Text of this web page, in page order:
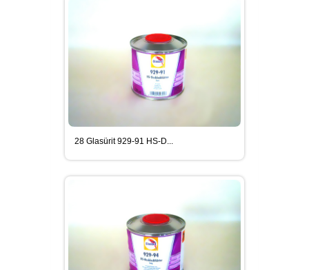
28 Glasürit 929-91 HS-D...